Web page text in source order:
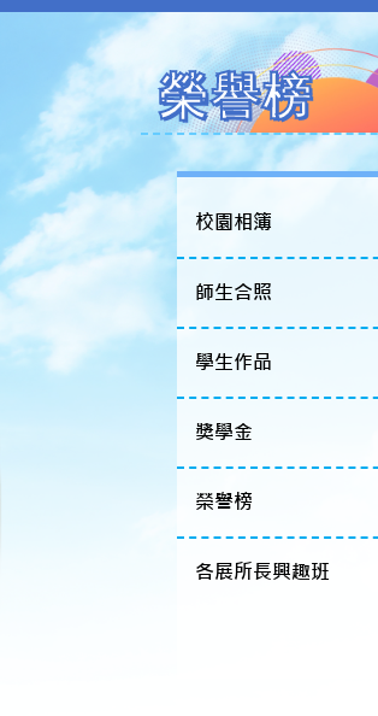
榮譽榜
校園相簿
師生合照
學生作品
獎學金
榮譽榜
各展所長興趣班